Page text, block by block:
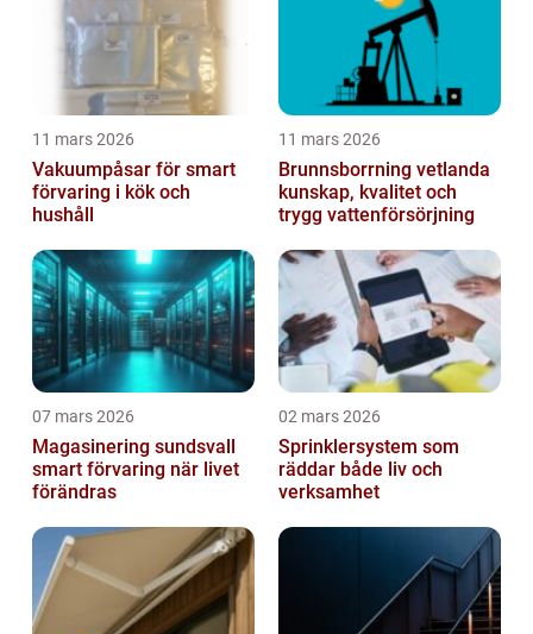
11 mars 2026
Vakuumpåsar för smart
förvaring i kök och
hushåll
11 mars 2026
Brunnsborrning vetlanda
kunskap, kvalitet och
trygg vattenförsörjning
07 mars 2026
Magasinering sundsvall
smart förvaring när livet
förändras
02 mars 2026
Sprinklersystem som
räddar både liv och
verksamhet